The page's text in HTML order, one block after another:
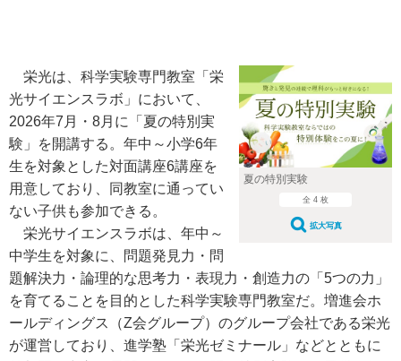
夏の特別実験
全 4 枚
拡大写真
栄光は、科学実験専門教室「栄
光サイエンスラボ」において、
2026年7月・8月に「夏の特別実
験」を開講する。年中～小学6年
生を対象とした対面講座6講座を
用意しており、同教室に通ってい
ない子供も参加できる。
栄光サイエンスラボは、年中～
中学生を対象に、問題発見力・問
題解決力・論理的な思考力・表現力・創造力の「5つの力」
を育てることを目的とした科学実験専門教室だ。増進会ホ
ールディングス（Z会グループ）のグループ会社である栄光
が運営しており、進学塾「栄光ゼミナール」などとともに